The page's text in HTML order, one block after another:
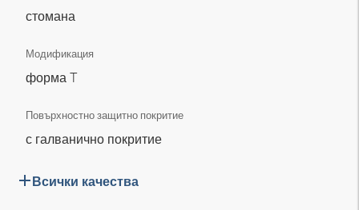
стомана
Модификация
форма T
Повърхностно защитно покритие
с галванично покритие
Всички качества